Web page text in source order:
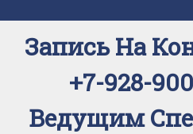
к
содержимому
Запись На
+7-928-
Ведущим